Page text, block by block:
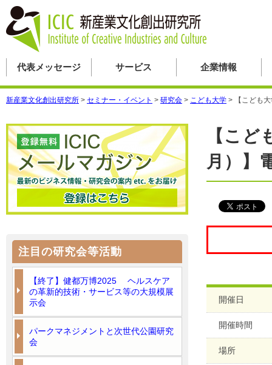
代表メッセージ サービス 企業情報
新産業文化創出研究所 > セミナー・イベント > 研究会 > こども大学 > 【こども
【こ
月）】
開催日
開催時間
場所
注目の研究会等活動
【終了】健都万博2025 ヘルスケア
の革新的技術・サービス等の大規模展
示会
パークマネジメントと次世代公園研究
会